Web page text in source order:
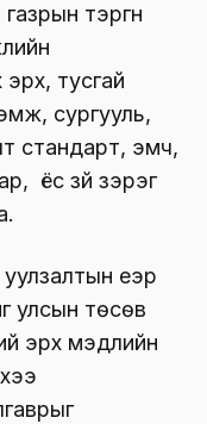
тэргүүн
эрх, тусгай
сургууль,
стандарт, эмч,
ёс зүй зэрэг
үеэр
улсын төсөв
эрх мэдлийн